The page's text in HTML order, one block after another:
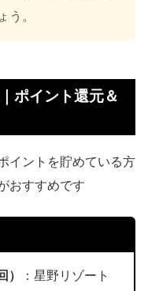
う。
ポイント還元＆
イントを貯めている方
おすすめです
：星野リゾート